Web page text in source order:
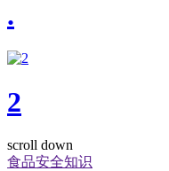
.
2
scroll down
食品安全知识